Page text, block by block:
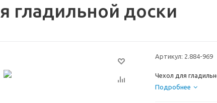
гладильной доски
Артикул: 2.884-969
Чехол для
Подробнее